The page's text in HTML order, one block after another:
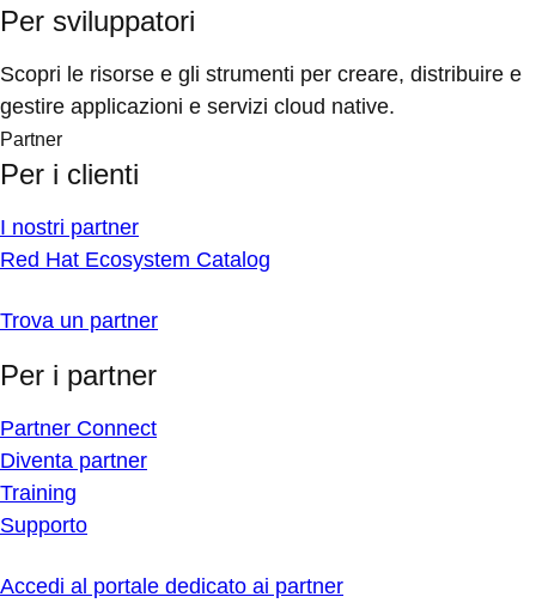
Per sviluppatori
Scopri le risorse e gli strumenti per creare, distribuire e
gestire applicazioni e servizi cloud native.
Partner
Per i clienti
I nostri partner
Red Hat Ecosystem Catalog
Trova un partner
Per i partner
Partner Connect
Diventa partner
Training
Supporto
Accedi al portale dedicato ai partner